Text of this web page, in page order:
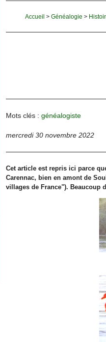
Accueil >Généalogie >
Mots clés : généalogiste
mercredi 30 novembre 2022
Cet article est repris ici parce
Carennac, bien en amont de
villages de France"). Beaucoup